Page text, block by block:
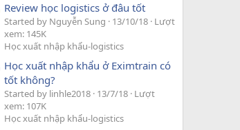
Review học logistics ở đâu tốt
Started by Nguyễn Sung 13/10/18 Lượt
xem: 145K
Học xuất nhập khẩu-logistics
Học xuất nhập khẩu ở Eximtrain có
tốt không?
Started by linhle2018 13/7/18 Lượt
xem: 107K
Học xuất nhập khẩu-logistics